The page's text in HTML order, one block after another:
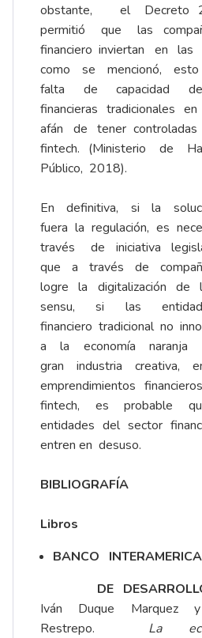
obstante, el Decreto
permitió que las
financiero inviertan en las
como se mencionó,
falta de capacidad
financieras tradicionales
afán de tener
fintech. (Ministerio de
Público, 2018).
En definitiva, si la
fuera la regulación, es
través de iniciativa
que a través de
logre la digitalización de
sensu, si las
financiero tradicional no
a la economía naranja
gran industria
emprendimientos
fintech, es probable
entidades del sector
entren en desuso.
BIBLIOGRAFÍA
Libros
BANCO
DE
Iván Duque Marquez
Restrepo. La